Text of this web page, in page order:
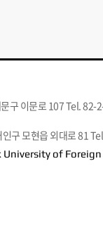
구 이문로 107 Tel. 82-
구 모현읍 외대로 81
of Foreign